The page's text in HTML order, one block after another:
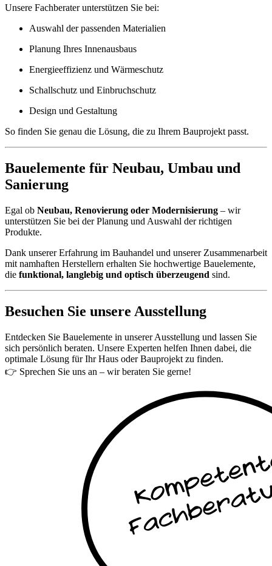
Unsere Fachberater unterstützen Sie bei:
Auswahl der passenden Materialien
Planung Ihres Innenausbaus
Energieeffizienz und Wärmeschutz
Schallschutz und Einbruchschutz
Design und Gestaltung
So finden Sie genau die Lösung, die zu Ihrem Bauprojekt passt.
Bauelemente für Neubau, Umbau und
Sanierung
Egal ob Neubau, Renovierung oder Modernisierung – wir
unterstützen Sie bei der Planung und Auswahl der richtigen
Produkte.
Dank unserer Erfahrung im Bauhandel und unserer Zusammenarbeit
mit namhaften Herstellern erhalten Sie hochwertige Bauelemente,
die funktional, langlebig und optisch überzeugend sind.
Besuchen Sie unsere Ausstellung
Entdecken Sie Bauelemente in unserer Ausstellung und lassen Sie
sich persönlich beraten. Unsere Experten helfen Ihnen dabei, die
optimale Lösung für Ihr Haus oder Bauprojekt zu finden.
👉 Sprechen Sie uns an – wir beraten Sie gerne!